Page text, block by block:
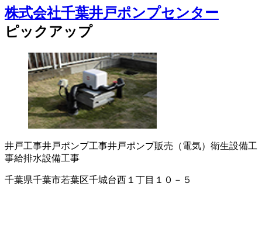
株式会社千葉井戸ポンプセンター
ピックアップ
井戸工事井戸ポンプ工事井戸ポンプ販売（電気） 衛生設備工
事給排水設備工事
千葉県千葉市若葉区千城台西１丁目１０－５